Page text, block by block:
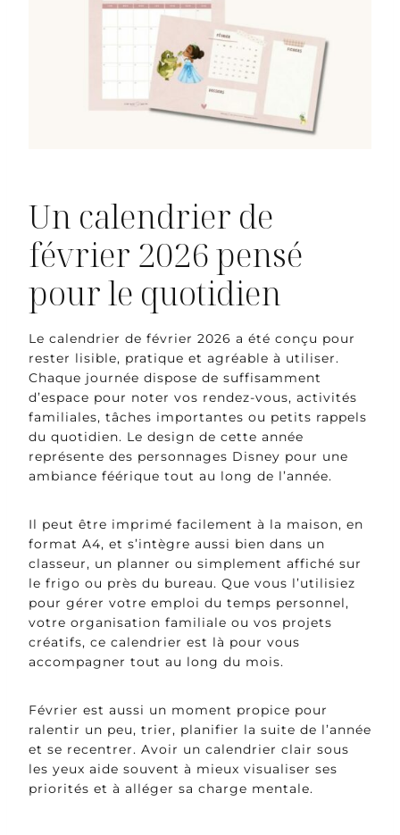
Un calendrier de
février 2026 pensé
pour le quotidien
Le calendrier de février 2026 a été conçu pour
rester lisible, pratique et agréable à utiliser.
Chaque journée dispose de suffisamment
d’espace pour noter vos rendez-vous, activités
familiales, tâches importantes ou petits rappels
du quotidien. Le design de cette année
représente des personnages Disney pour une
ambiance féérique tout au long de l’année.
Il peut être imprimé facilement à la maison, en
format A4, et s’intègre aussi bien dans un
classeur, un planner ou simplement affiché sur
le frigo ou près du bureau. Que vous l’utilisiez
pour gérer votre emploi du temps personnel,
votre organisation familiale ou vos projets
créatifs, ce calendrier est là pour vous
accompagner tout au long du mois.
Février est aussi un moment propice pour
ralentir un peu, trier, planifier la suite de l’année
et se recentrer. Avoir un calendrier clair sous
les yeux aide souvent à mieux visualiser ses
priorités et à alléger sa charge mentale.